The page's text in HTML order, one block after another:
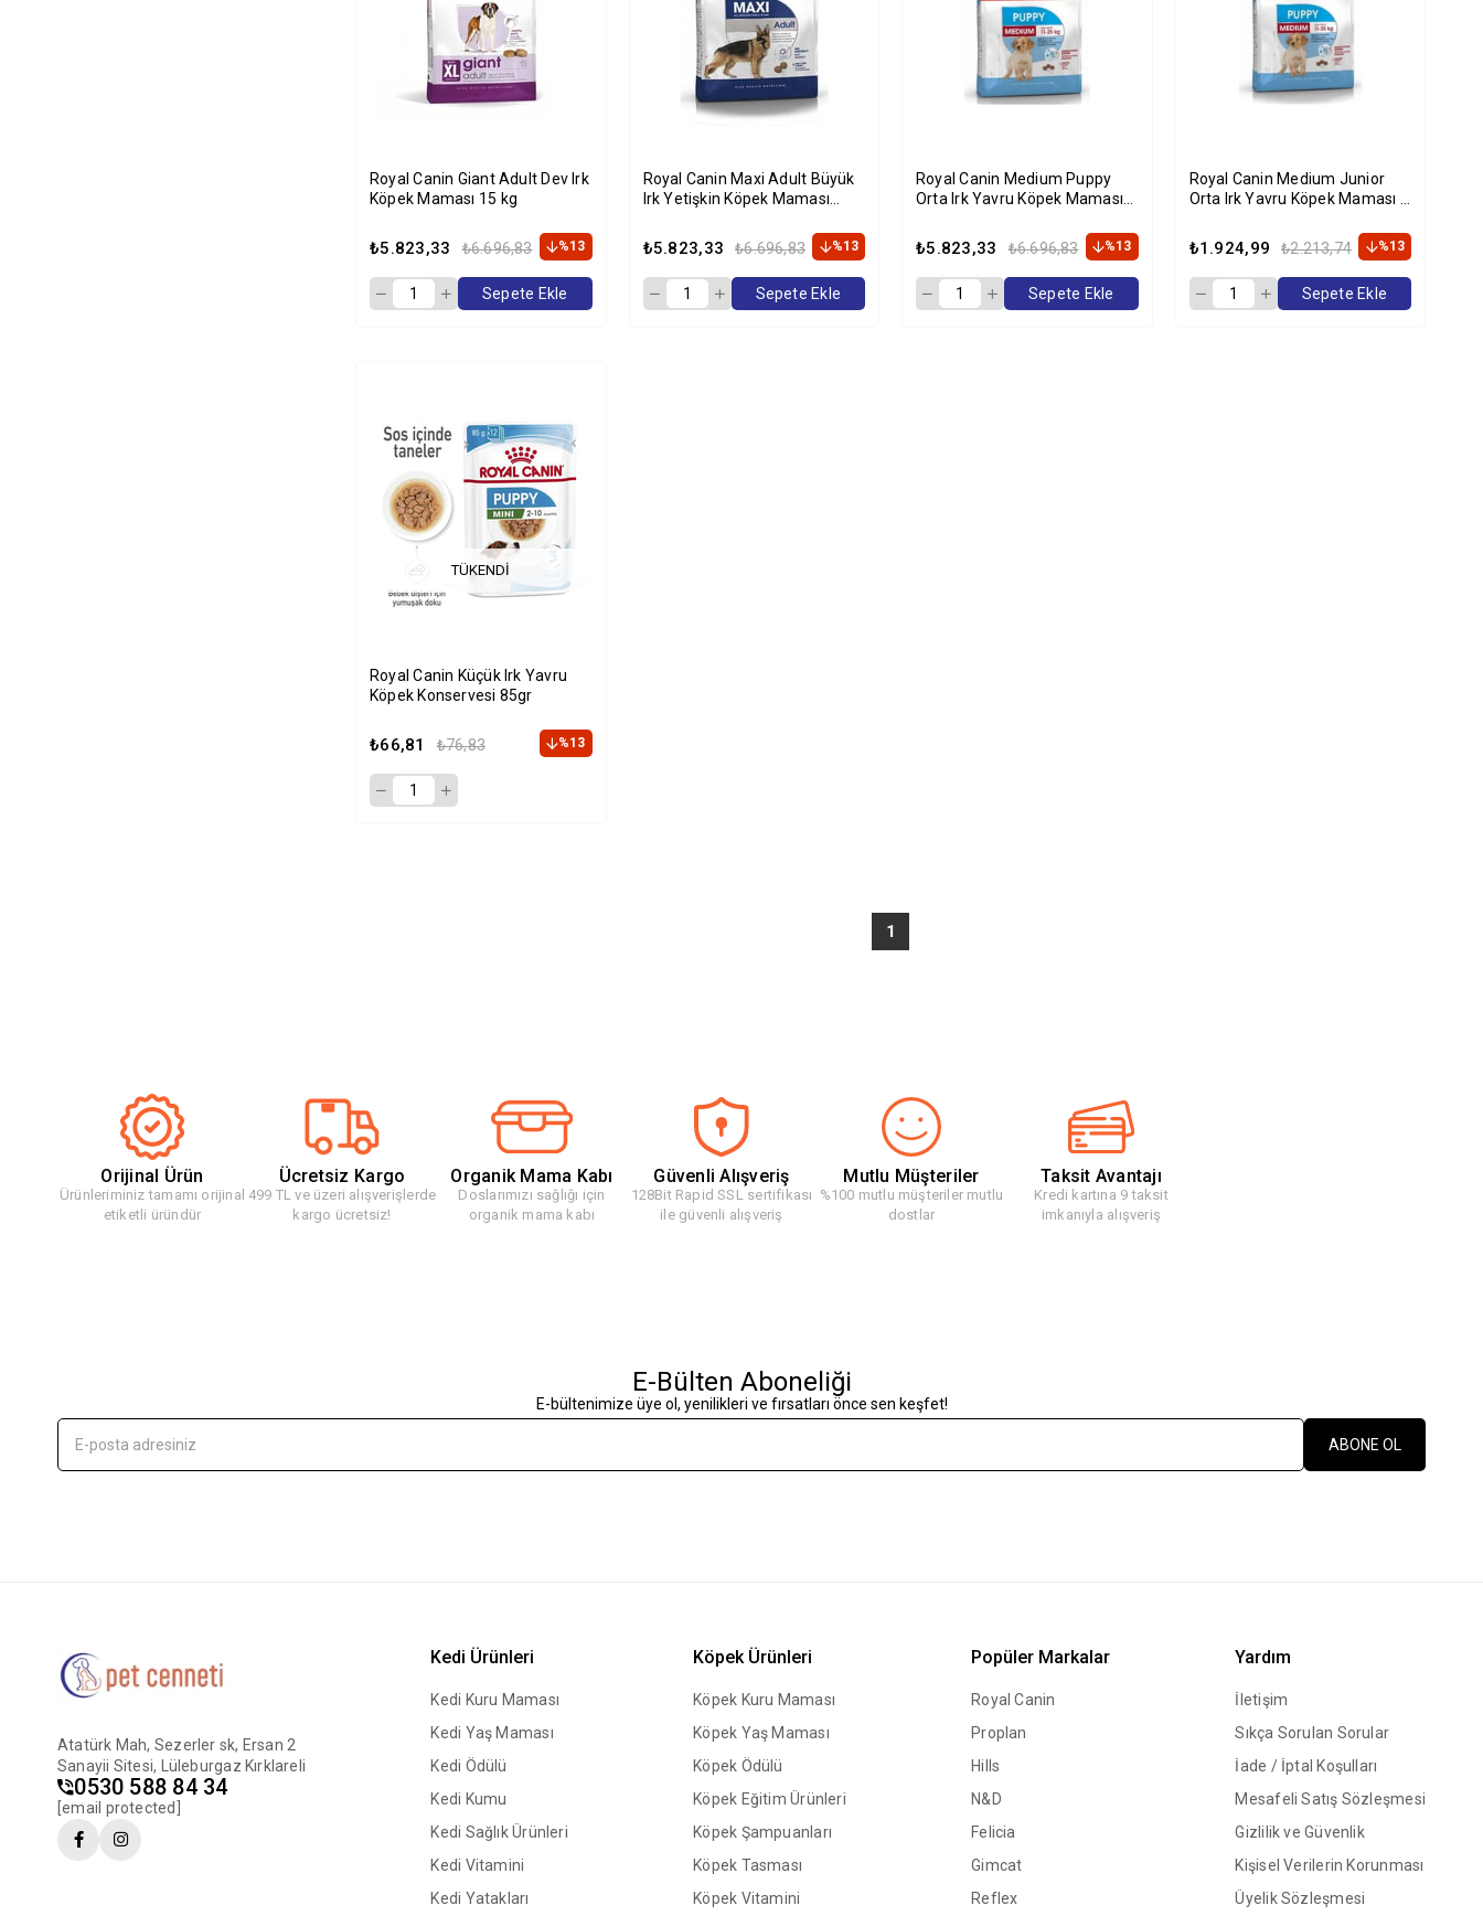
Royal Canin Giant Adult Dev Irk
Köpek Maması 15 kg
₺5.823,33 ₺6.696,83 %13
Sepete Ekle
Royal Canin Maxi Adult Büyük
Irk Yetişkin Köpek Maması
₺5.823,33 ₺6.696,83 %13
Sepete Ekle
Royal Canin Medium Puppy
Orta Irk Yavru Köpek Maması
₺5.823,33 ₺6.696,83 %13
Sepete Ekle
Royal Canin Medium Junior
Orta Irk Yavru Köpek Maması 4
₺1.924,99 ₺2.213,74 %13
Sepete Ekle
TÜKENDI
Royal Canin Küçük Irk Yavru
Köpek Konservesi 85gr
₺66,81 ₺76,83 %13
1
Orijinal Ürün
Ürünleriminiz tamamı orijinal
etiketli üründür
Ücretsiz Kargo
499 TL ve üzeri alışverişlerde
kargo ücretsiz!
Organik Mama Kabı
Doslarımızı sağlığı için
organik mama kabı
Güvenli Alışveriş
128Bit Rapid SSL sertifikası
ile güvenli alışveriş
Mutlu Müşteriler
%100 mutlu müşteriler mutlu
dostlar
Taksit Avantajı
Kredi kartına 9 taksit
imkanıyla alışveriş
E-Bülten Aboneliği
E-bültenimize üye ol, yenilikleri ve fırsatları önce sen keşfet!
ABONE OL
Atatürk Mah, Sezerler sk, Ersan 2
Sanayii Sitesi, Lüleburgaz Kırklareli
0530 588 84 34
[email protected]
Kedi Ürünleri
Kedi Kuru Maması
Kedi Yaş Maması
Kedi Ödülü
Kedi Kumu
Kedi Sağlık Ürünleri
Kedi Vitamini
Kedi Yatakları
Köpek Ürünleri
Köpek Kuru Maması
Köpek Yaş Maması
Köpek Ödülü
Köpek Eğitim Ürünleri
Köpek Şampuanları
Köpek Tasması
Köpek Vitamini
Popüler Markalar
Royal Canin
Proplan
Hills
N&D
Felicia
Gimcat
Reflex
Yardım
İletişim
Sıkça Sorulan Sorular
İade / İptal Koşulları
Mesafeli Satış Sözleşmesi
Gizlilik ve Güvenlik
Kişisel Verilerin Korunması
Üyelik Sözleşmesi